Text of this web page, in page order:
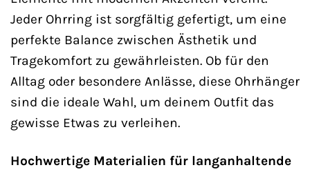
Jeder Ohrring ist sorgfältig gefertigt, um eine
perfekte Balance zwischen Ästhetik und
Tragekomfort zu gewährleisten. Ob für den
Alltag oder besondere Anlässe, diese Ohrhänger
sind die ideale Wahl, um deinem Outfit das
gewisse Etwas zu verleihen.
Hochwertige Materialien für langanhaltende